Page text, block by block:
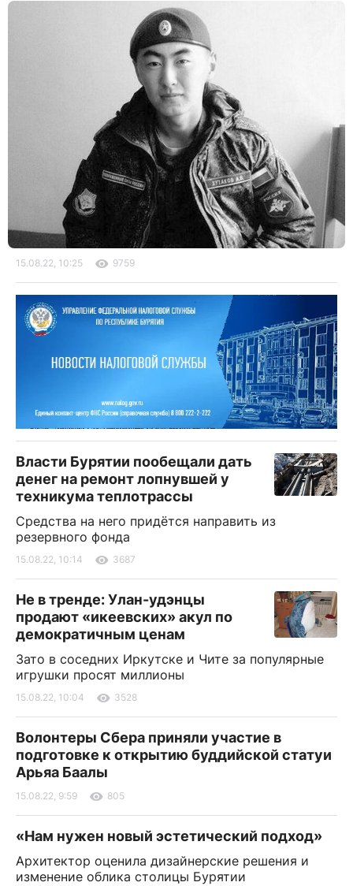
15.08.22, 10:25 9759
Власти Бурятии пообещали дать
денег на ремонт лопнувшей у
техникума теплотрассы
Средства на него придётся направить из
резервного фонда
15.08.22, 10:14 3687
Не в тренде: Улан-удэнцы
продают «икеевских» акул по
демократичным ценам
Зато в соседних Иркутске и Чите за популярные
игрушки просят миллионы
15.08.22, 10:04 3528
Волонтеры Сбера приняли участие в
подготовке к открытию буддийской статуи
Арьяа Баалы
15.08.22, 9:59 805
«Нам нужен новый эстетический подход»
Архитектор оценила дизайнерские решения и
изменение облика столицы Бурятии